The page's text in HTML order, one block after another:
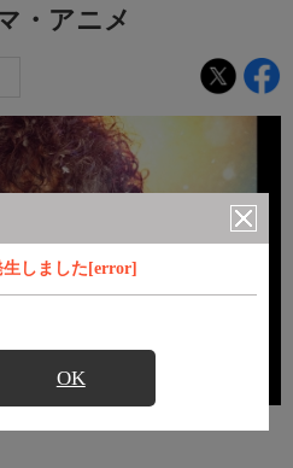
しました[error]
OK
・アニメ